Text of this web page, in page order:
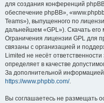
для создания конференций
обеспечение phpBB»,
Teams»), выпущенного по
дальнейшем «GPL»). Скачать его
Ограничения лицензии GPL для
связаны с организацией и
Limited не несёт
определяет в качестве
За дополнительной
https://www.phpbb.com/.
Вы соглашаетесь не размещать